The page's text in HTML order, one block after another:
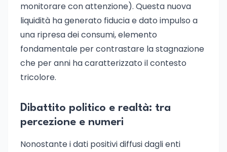
monitorare con attenzione). Questa nuova
liquidità ha generato fiducia e dato impulso a
una ripresa dei consumi, elemento
fondamentale per contrastare la stagnazione
che per anni ha caratterizzato il contesto
tricolore.
Dibattito politico e realtà: tra
percezione e numeri
Nonostante i dati positivi diffusi dagli enti